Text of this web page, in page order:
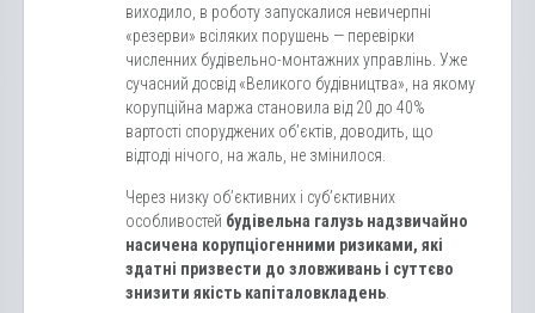
виходило, в роботу запускалися невичерпні
«резерви» всіляких порушень — перевірки
численних будівельно-монтажних управлінь. Уже
сучасний досвід «Великого будівництва», на якому
корупційна маржа становила від 20 до 40%
вартості споруджених об’єктів, доводить, що
відтоді нічого, на жаль, не змінилося.
Через низку об’єктивних і суб’єктивних
особливостей будівельна галузь надзвичайно
насичена корупціогенними ризиками, які
здатні призвести до зловживань і суттєво
знизити якість капіталовкладень.